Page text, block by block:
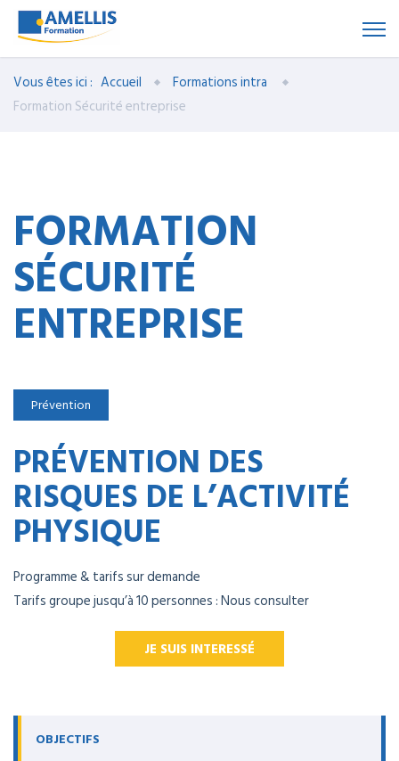
Vous êtes ici : Accueil
Formations intra
Formation Sécurité entreprise
FORMATION
SÉCURITÉ
ENTREPRISE
Prévention
PRÉVENTION DES
RISQUES DE L’ACTIVITÉ
PHYSIQUE
Programme & tarifs sur demande
Tarifs groupe jusqu’à 10 personnes : Nous consulter
JE SUIS INTERESSÉ
OBJECTIFS